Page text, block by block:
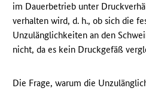
im Dauerbetrieb unter
verhalten wird, d. h., ob sich die
Unzulänglichkeiten an den
nicht, da es kein Druckgefäß
Die Frage, warum die